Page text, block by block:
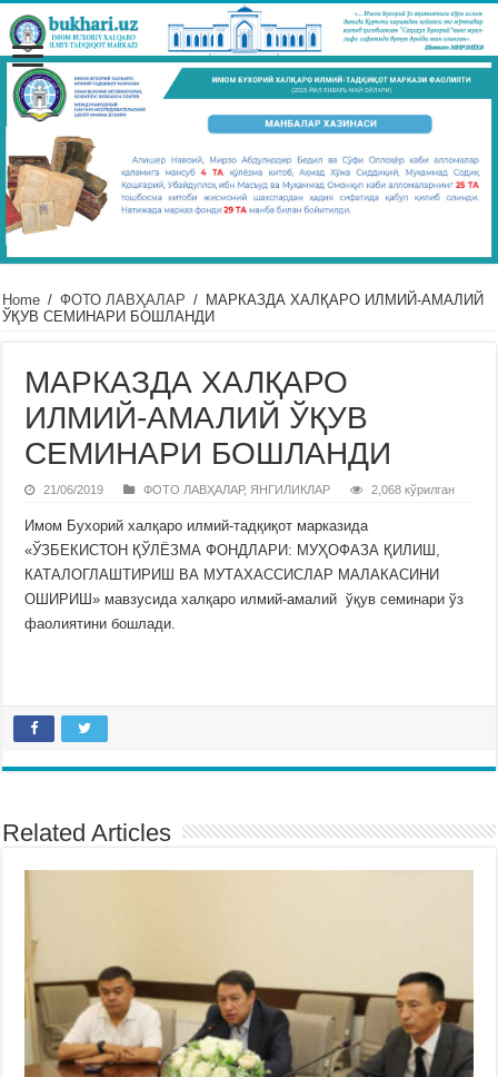
Home / ФОТО ЛАВҲАЛАР / МАРКАЗДА ХАЛҚАРО ИЛМИЙ-АМАЛИЙ
ЎҚУВ СЕМИНАРИ БОШЛАНДИ
МАРКАЗДА ХАЛҚАРО
ИЛМИЙ-АМАЛИЙ ЎҚУВ
СЕМИНАРИ БОШЛАНДИ
21/06/2019 ФОТО ЛАВҲАЛАР, ЯНГИЛИКЛАР 2,068 кўрилган
Имом Бухорий халқаро илмий-тадқиқот марказида
«ЎЗБЕКИСТОН ҚЎЛЁЗМА ФОНДЛАРИ: МУҲОФАЗА ҚИЛИШ,
КАТАЛОГЛАШТИРИШ ВА МУТАХАССИСЛАР МАЛАКАСИНИ
ОШИРИШ» мавзусида халқаро илмий-амалий ўқув семинари ўз
фаолиятини бошлади.
Related Articles